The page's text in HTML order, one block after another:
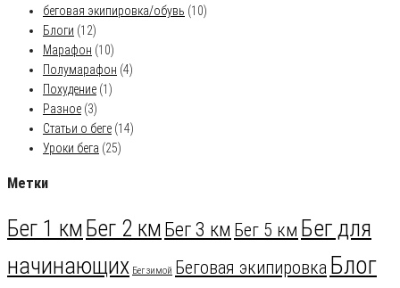
беговая экипировка/обувь (10)
Блоги (12)
Марафон (10)
Полумарафон (4)
Похудение (1)
Разное (3)
Статьи о беге (14)
Уроки бега (25)
Метки
Бег 1 км Бег 2 км Бег 3 км Бег 5 км Бег для
начинающих Бег зимой Беговая экипировка Блог